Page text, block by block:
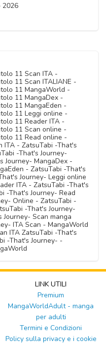
2026
11 Scan ITA -
11 Scan ITALIANE -
11 MangaWorld -
11 MangaDex -
11 MangaEden -
11 Leggi online -
11 Reader ITA -
11 Scan online -
11 Read online -
ITA - ZatsuTabi -That's
-That's Journey-
Journey- MangaDex -
- ZatsuTabi -That's
Journey- Leggi online
ITA - ZatsuTabi -That's
-That's Journey- Read
Online - ZatsuTabi -
-That's Journey-
Scan manga
ITA Scan - MangaWorld
ITA ZatsuTabi -That's
-That's Journey- -
LINK UTILI
Premium
MangaWorldAdult - manga
per adulti
Termini e Condizioni
Policy sulla privacy e i cookie